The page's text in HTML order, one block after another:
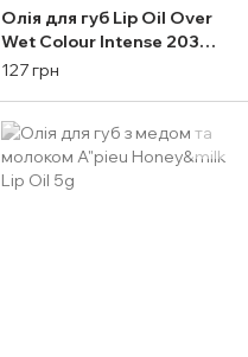
Олія для губ Lip Oil Over
Wet Colour Intense 203
Персиковий
127 грн